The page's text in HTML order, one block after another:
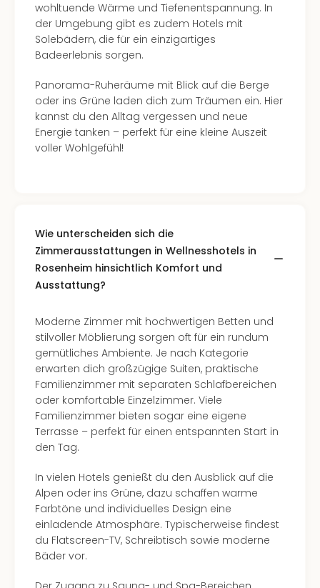
wohltuende Wärme und Tiefenentspannung. In
der Umgebung gibt es zudem Hotels mit
Solebädern, die für ein einzigartiges
Badeerlebnis sorgen.
Panorama-Ruheräume mit Blick auf die Berge
oder ins Grüne laden dich zum Träumen ein. Hier
kannst du den Alltag vergessen und neue
Energie tanken – perfekt für eine kleine Auszeit
voller Wohlgefühl!
Wie unterscheiden sich die
Zimmerausstattungen in Wellnesshotels in
Rosenheim hinsichtlich Komfort und
Ausstattung?
Moderne Zimmer mit hochwertigen Betten und
stilvoller Möblierung sorgen oft für ein rundum
gemütliches Ambiente. Je nach Kategorie
erwarten dich großzügige Suiten, praktische
Familienzimmer mit separaten Schlafbereichen
oder komfortable Einzelzimmer. Viele
Familienzimmer bieten sogar eine eigene
Terrasse – perfekt für einen entspannten Start in
den Tag.
In vielen Hotels genießt du den Ausblick auf die
Alpen oder ins Grüne, dazu schaffen warme
Farbtöne und individuelles Design eine
einladende Atmosphäre. Typischerweise findest
du Flatscreen-TV, Schreibtisch sowie moderne
Bäder vor.